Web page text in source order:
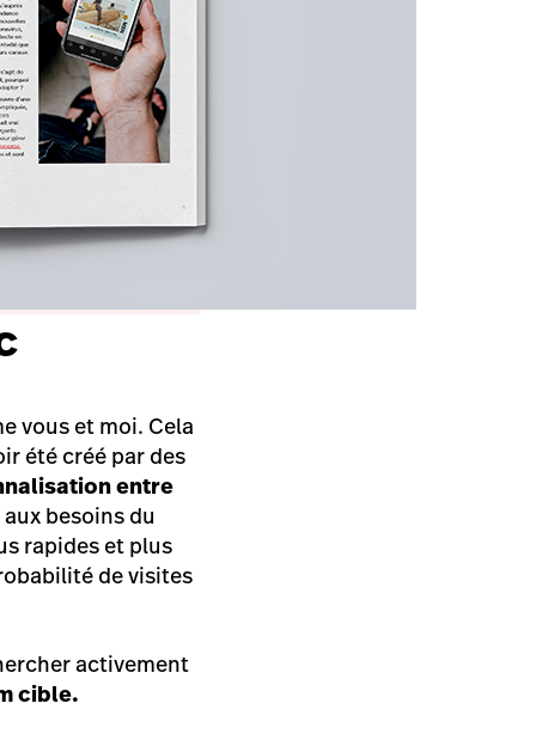
vous et moi. Cela
été créé par des
entre
besoins du
rapides et plus
de visites
activement
cible.